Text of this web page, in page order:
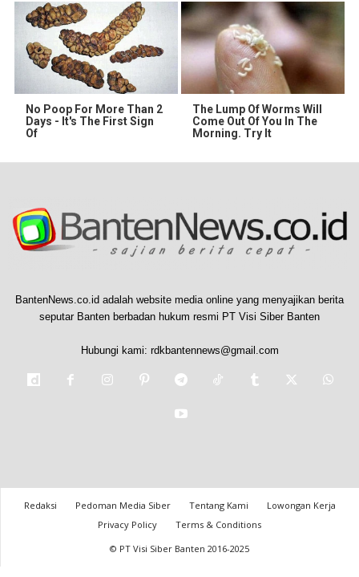
No Poop For More Than 2
Days - It's The First Sign
Of
The Lump Of Worms Will
Come Out Of You In The
Morning. Try It
BantenNews.co.id adalah website media online yang menyajikan berita
seputar Banten berbadan hukum resmi PT Visi Siber Banten
Hubungi kami: rdkbantennews@gmail.com
Redaksi Pedoman Media Siber Tentang Kami
Lowongan Kerja
Privacy Policy
Terms & Conditions
© PT Visi Siber Banten 2016-2025